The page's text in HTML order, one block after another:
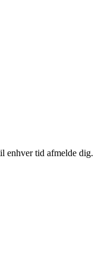
enhver tid afmelde dig.